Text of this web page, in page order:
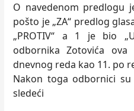
O navedenom predlogu
pošto je „ZA“ predlog
„PROTIV“ a 1 je bio
odbornika Zotovića
dnevnog reda kao 11. po
Nakon toga odbornici
sledeći